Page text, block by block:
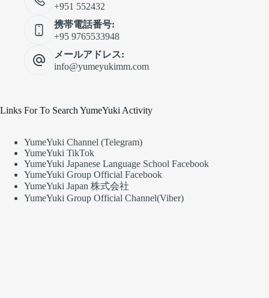
+951 552432
携帯電話番号:
+95 9765533948
メールアドレス:
info@yumeyukimm.com
Links For To Search YumeYuki Activity
YumeYuki Channel (Telegram)
YumeYuki TikTok
YumeYuki Japanese Language School Facebook
YumeYuki Group Official Facebook
YumeYuki Japan 株式会社
YumeYuki Group Official Channel(Viber)